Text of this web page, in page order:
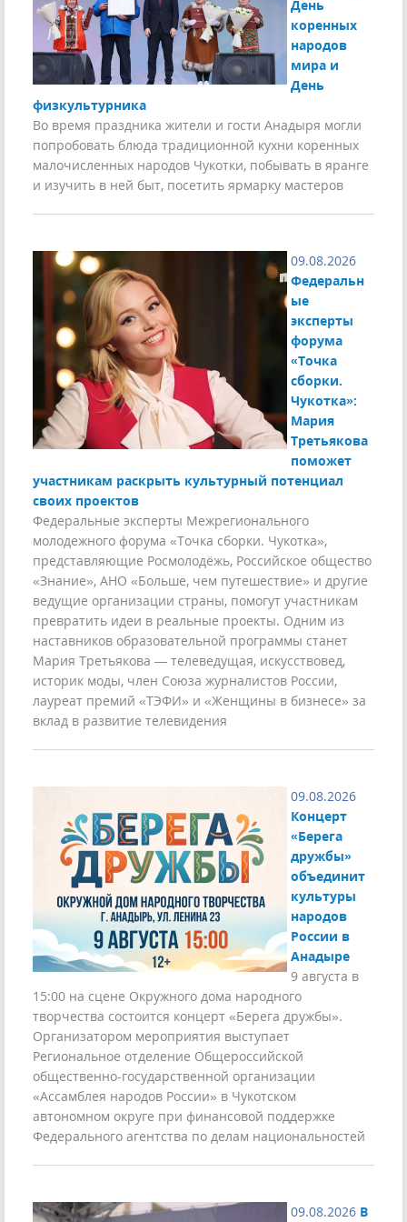
День
коренных
народов
мира и
День
физкультурника
Во время праздника жители и гости Анадыря могли
попробовать блюда традиционной кухни коренных
малочисленных народов Чукотки, побывать в яранге
и изучить в ней быт, посетить ярмарку мастеров
09.08.2026
Федеральн
ые
эксперты
форума
«Точка
сборки.
Чукотка»:
Мария
Третьякова
поможет
участникам раскрыть культурный потенциал
своих проектов
Федеральные эксперты Межрегионального
молодежного форума «Точка сборки. Чукотка»,
представляющие Росмолодёжь, Российское общество
«Знание», АНО «Больше, чем путешествие» и другие
ведущие организации страны, помогут участникам
превратить идеи в реальные проекты. Одним из
наставников образовательной программы станет
Мария Третьякова — телеведущая, искусствовед,
историк моды, член Союза журналистов России,
лауреат премий «ТЭФИ» и «Женщины в бизнесе» за
вклад в развитие телевидения
09.08.2026
Концерт
«Берега
дружбы»
объединит
культуры
народов
России в
Анадыре
9 августа в
15:00 на сцене Окружного дома народного
творчества состоится концерт «Берега дружбы».
Организатором мероприятия выступает
Региональное отделение Общероссийской
общественно-государственной организации
«Ассамблея народов России» в Чукотском
автономном округе при финансовой поддержке
Федерального агентства по делам национальностей
09.08.2026 В